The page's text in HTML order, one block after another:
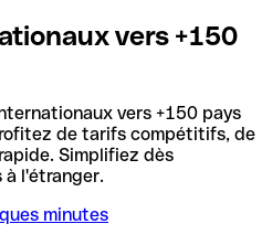
vers +150
vers +150 pays
de tarifs compétitifs, de
Simplifiez dès
à l'étranger.
minutes